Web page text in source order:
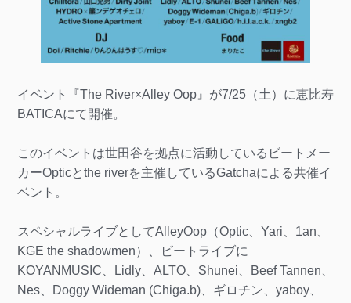
イベント『The River×Alley Oop』が7/25（土）に恵比寿
BATICAにて開催。
このイベントは世田谷を拠点に活動しているビートメー
カーOpticとthe riverを主催しているGatchaによる共催イ
ベント。
スペシャルライブとしてAlleyOop（Optic、Yari、1an、
KGE the shadowmen）、ビートライブに
KOYANMUSIC、Lidly、ALTO、Shunei、Beef Tannen、
Nes、Doggy Wideman (Chiga.b)、ギロチン、yaboy、